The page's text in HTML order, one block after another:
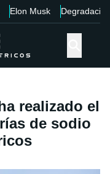
Elon Musk Degradación
realizado el
de sodio